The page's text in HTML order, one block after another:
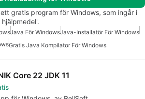
gratis program för Windows, som ingår i
Java För WindowsJava-Installatör För Windows
Gratis Java Kompilator För Windows
Core 22 JDK 11